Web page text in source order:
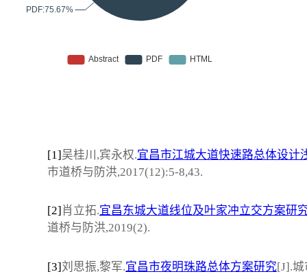
[1]吴桂川,宾永权.宜昌市江城大道快速路总体设计
市道桥与防洪,2017(12):5-8,43.
[2] 肖立拓.宜昌东城大道线位及叶家冲立交方案研
道桥与防洪,2019(2).
[3]刘思振,黎军.宜昌市夜明珠路总体方案研究[J].